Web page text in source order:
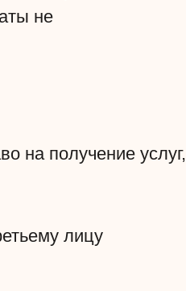
не
на получение услуг,
лицу